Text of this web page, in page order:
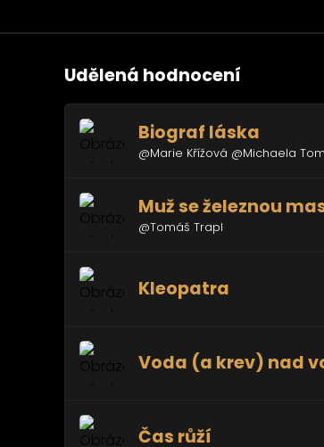
Udělená hodnocení
Biograf láska
@Marie Křížová @Michaela
Muž se železnou
@Tomáš Trapl
Kleopatra
Voda (a krev) nad
Čas růží